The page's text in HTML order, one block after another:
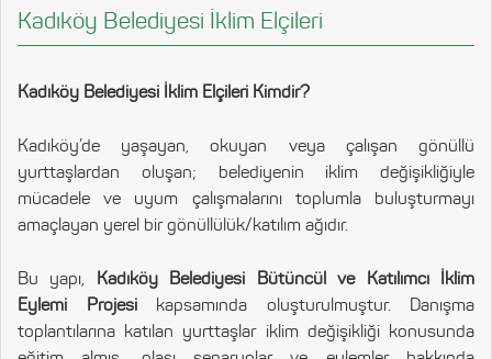
Kadıköy Belediyesi İklim Elçileri
Kadıköy Belediyesi İklim Elçileri Kimdir?
Kadıköy’de yaşayan, okuyan veya çalışan gönüllü
yurttaşlardan oluşan; belediyenin iklim değişikliğiyle
mücadele ve uyum çalışmalarını toplumla buluşturmayı
amaçlayan yerel bir gönüllülük/katılım ağıdır.
Bu yapı, Kadıköy Belediyesi Bütüncül ve Katılımcı İklim
Eylemi Projesikapsamında oluşturulmuştur. Danışma
toplantılarına katılan yurttaşlar iklim değişikliği konusunda